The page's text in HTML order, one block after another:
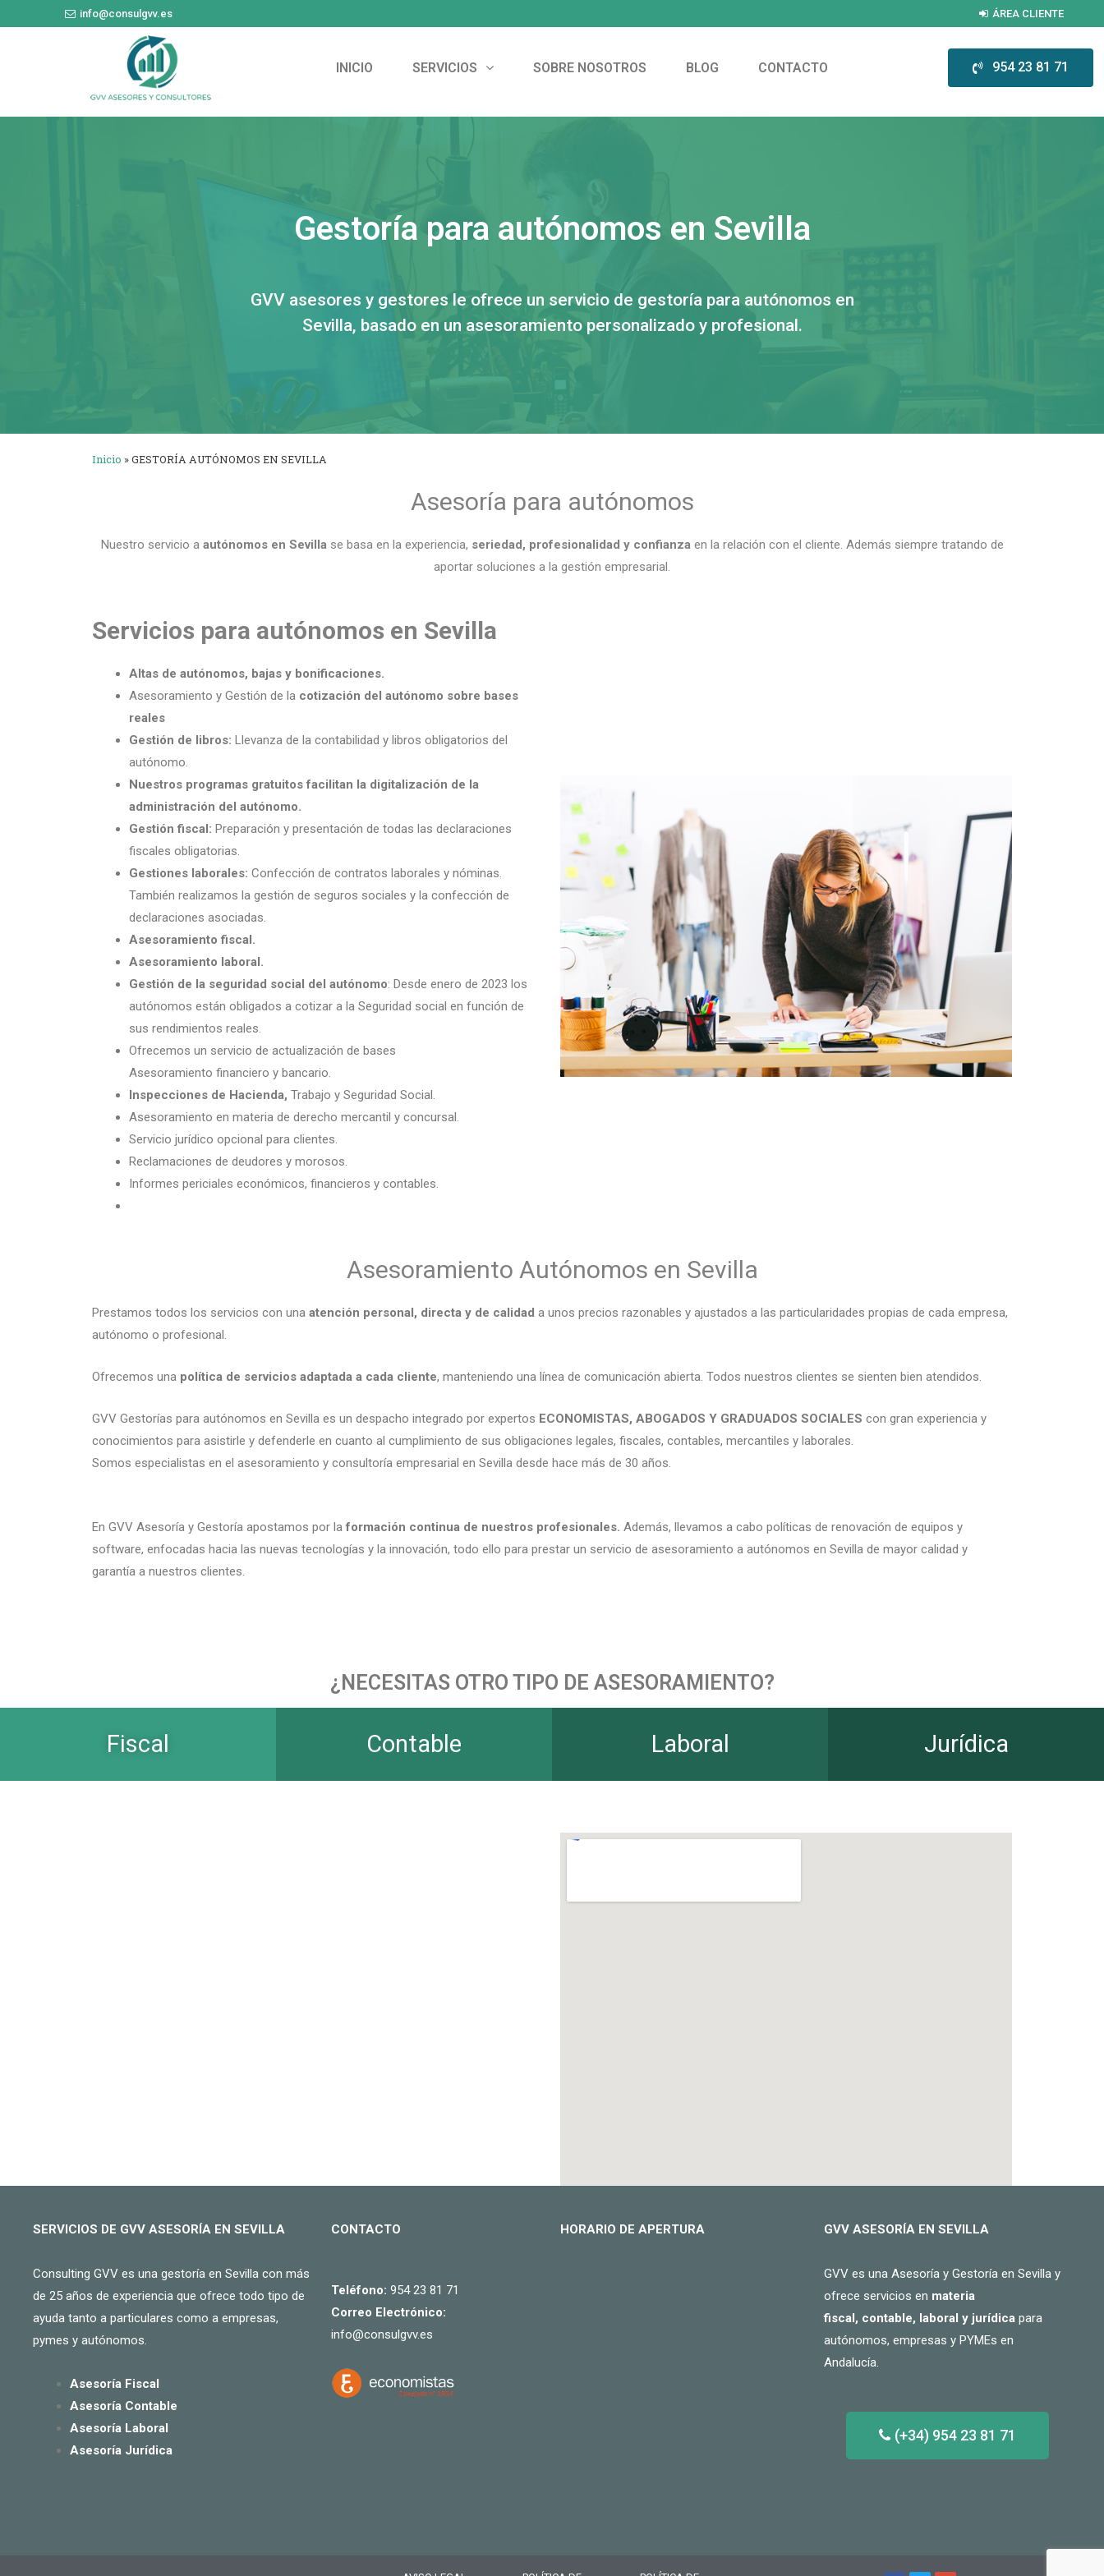
info@consulgvv.es ÁREA CLIENTE
INICIO SERVICIOS SOBRE NOSOTROS BLOG CONTACTO 954 23 81 71
Gestoría para autónomos en Sevilla
GVV asesores y gestores le ofrece un servicio de gestoría para autónomos en
Sevilla, basado en un asesoramiento personalizado y profesional.
Inicio »GESTORÍA AUTÓNOMOS EN SEVILLA
Asesoría para autónomos
Nuestro servicio a autónomos en Sevillase basa en la experiencia, seriedad, profesionalidad y confianzaen la relación con el cliente. Además siempre tratando de
aportar soluciones a la gestión empresarial.
Servicios para autónomos en Sevilla
Altas de autónomos, bajas y bonificaciones.
Asesoramiento y Gestión de la cotización del autónomo sobre bases
reales
Gestión de libros: Llevanza de la contabilidad y libros obligatorios del
autónomo.
Nuestros programas gratuitos facilitan la digitalización de la
administración del autónomo.
Gestión fiscal: Preparación y presentación de todas las declaraciones
fiscales obligatorias.
Gestiones laborales: Confección de contratos laborales y nóminas.
También realizamos la gestión de seguros sociales y la confección de
declaraciones asociadas.
Asesoramiento fiscal.
Asesoramiento laboral.
Gestión de la seguridad social del autónomo: Desde enero de 2023 los
autónomos están obligados a cotizar a la Seguridad social en función de
sus rendimientos reales.
Ofrecemos un servicio de actualización de bases
Asesoramiento financiero y bancario.
Inspecciones de Hacienda, Trabajo y Seguridad Social.
Asesoramiento en materia de derecho mercantil y concursal.
Servicio jurídico opcional para clientes.
Reclamaciones de deudores y morosos.
Informes periciales económicos, financieros y contables.
Asesoramiento Autónomos en Sevilla
Prestamos todos los servicios con una atención personal, directa y de calidad a unos precios razonables y ajustados a las particularidades propias de cada empresa,
autónomo o profesional.
Ofrecemos una política de servicios adaptada a cada cliente, manteniendo una línea de comunicación abierta. Todos nuestros clientes se sienten bien atendidos.
GVV Gestorías para autónomos en Sevilla es un despacho integrado por expertos ECONOMISTAS, ABOGADOS Y GRADUADOS SOCIALES con gran experiencia y
conocimientos para asistirle y defenderle en cuanto al cumplimiento de sus obligaciones legales, fiscales, contables, mercantiles y laborales.
Somos especialistas en el asesoramiento y consultoría empresarial en Sevilla desde hace más de 30 años.
En GVV Asesoría y Gestoría apostamos por laformación continua de nuestros profesionales. Además, llevamos a cabo políticas de renovación de equipos y
software, enfocadas hacia las nuevas tecnologías y la innovación, todo ello para prestar un servicio de asesoramiento a autónomos en Sevilla de mayor calidad y
garantía a nuestros clientes.
¿NECESITAS OTRO TIPO DE ASESORAMIENTO?
Fiscal Contable Laboral Jurídica
SERVICIOS DE GVV ASESORÍA EN SEVILLA
Consulting GVV es una gestoría en Sevilla con más
de 25 años de experiencia que ofrece todo tipo de
ayuda tanto a particulares como a empresas,
pymes y autónomos.
Asesoría Fiscal
Asesoría Contable
Asesoría Laboral
Asesoría Jurídica
CONTACTO
Teléfono: 954 23 81 71
Correo Electrónico:
info@consulgvv.es
HORARIO DE APERTURA GVV ASESORÍA EN SEVILLA
GVV es una Asesoría y Gestoría en Sevilla y
ofrece servicios en materia
fiscal, contable, laboral y jurídicapara
autónomos, empresas y PYMEs en
Andalucía.
(+34) 954 23 81 71